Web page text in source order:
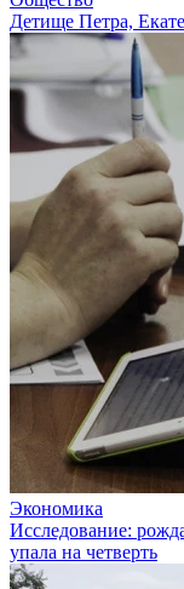
Детище Петра,
Экономика
Исследование:
упала на четверть